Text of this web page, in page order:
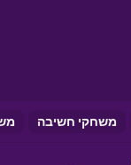
משחקי חשיבה